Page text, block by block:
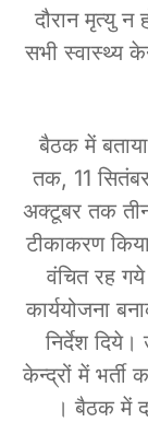
दौरान मृत्यु न
सभी स्वास्थ्य
बैठक में
तक, 11
अक्टूबर तक
टीकाकरण
वंचित रह
कार्ययोजना
निर्देश दिये।
केन्द्रों में भर्ती
। बैठक में